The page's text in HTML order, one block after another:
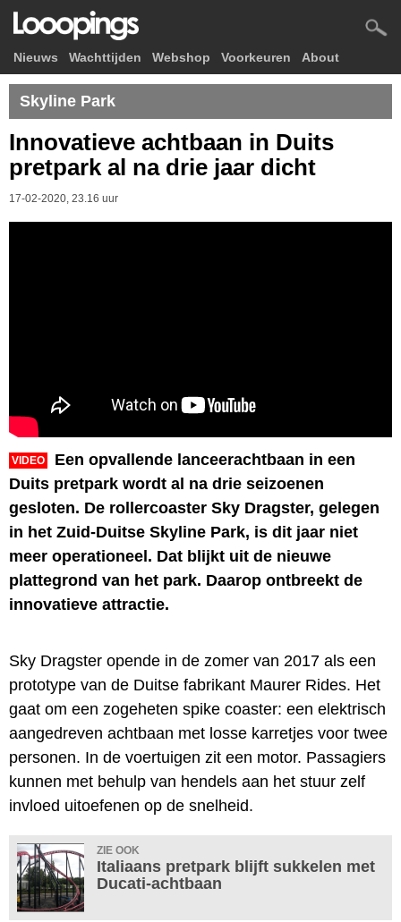
Nieuws Wachttijden Webshop Voorkeuren About
Skyline Park
Innovatieve achtbaan in Duits
pretpark al na drie jaar dicht
17-02-2020, 23.16 uur
VIDEO
Een opvallende lanceerachtbaan in een
Duits pretpark wordt al na drie seizoenen
gesloten. De rollercoaster Sky Dragster, gelegen
in het Zuid-Duitse Skyline Park, is dit jaar niet
meer operationeel. Dat blijkt uit de nieuwe
plattegrond van het park. Daarop ontbreekt de
innovatieve attractie.
Sky Dragster opende in de zomer van 2017 als een
prototype van de Duitse fabrikant Maurer Rides. Het
gaat om een zogeheten spike coaster: een elektrisch
aangedreven achtbaan met losse karretjes voor twee
personen. In de voertuigen zit een motor. Passagiers
kunnen met behulp van hendels aan het stuur zelf
invloed uitoefenen op de snelheid.
ZIE OOK
Italiaans pretpark blijft sukkelen met
Ducati-achtbaan